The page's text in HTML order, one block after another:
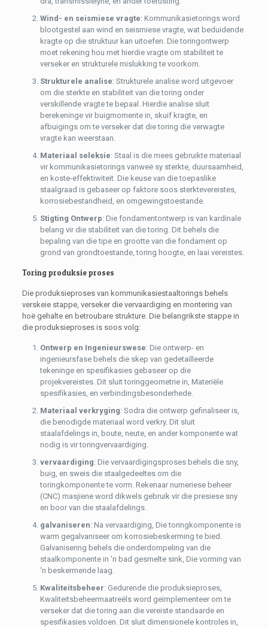
Wind- en seismiese vragte: Kommunikasietorings word
blootgestel aan wind en seismiese vragte, wat beduidende
kragte op die struktuur kan uitoefen. Die toringontwerp
moet rekening hou met hierdie vragte om stabiliteit te
verseker en strukturele mislukking te voorkom.
Strukturele analise: Strukturele analise word uitgevoer
om die sterkte en stabiliteit van die toring onder
verskillende vragte te bepaal. Hierdie analise sluit
berekeninge vir buigmomente in, skuif kragte, en
afbuigings om te verseker dat die toring die verwagte
vragte kan weerstaan.
Materiaal seleksie: Staal is die mees gebruikte materiaal
vir kommunikasietorings vanweë sy sterkte, duursaamheid,
en koste-effektiwiteit. Die keuse van die toepaslike
staalgraad is gebaseer op faktore soos sterktevereistes,
korrosiebestandheid, en omgewingstoestande.
Stigting Ontwerp: Die fondamentontwerp is van kardinale
belang vir die stabiliteit van die toring. Dit behels die
bepaling van die tipe en grootte van die fondament op
grond van grondtoestande, toring hoogte, en laai vereistes.
Toring produksie proses
Die produksieproses van kommunikasiestaaltorings behels
verskeie stappe, verseker die vervaardiging en montering van
hoë gehalte en betroubare strukture. Die belangrikste stappe in
die produksieproses is soos volg:
Ontwerp en Ingenieurswese: Die ontwerp- en
ingenieursfase behels die skep van gedetailleerde
tekeninge en spesifikasies gebaseer op die
projekvereistes. Dit sluit toringgeometrie in, Materiële
spesifikasies, en verbindingsbesonderhede.
Materiaal verkryging: Sodra die ontwerp gefinaliseer is,
die benodigde materiaal word verkry. Dit sluit
staalafdelings in, boute, neute, en ander komponente wat
nodig is vir toringvervaardiging.
vervaardiging: Die vervaardigingsproses behels die sny,
buig, en sweis die staalgedeeltes om die
toringkomponente te vorm. Rekenaar numeriese beheer
(CNC) masjiene word dikwels gebruik vir die presiese sny
en boor van die staalafdelings.
galvaniseren: Na vervaardiging, Die toringkomponente is
warm gegalvaniseer om korrosiebeskerming te bied.
Galvanisering behels die onderdompeling van die
staalkomponente in 'n bad gesmelte sink, Die vorming van
'n beskermende laag.
Kwaliteitsbeheer: Gedurende die produksieproses,
Kwaliteitsbeheermaatreëls word geïmplementeer om te
verseker dat die toring aan die vereiste standaarde en
spesifikasies voldoen. Dit sluit dimensionele kontroles in,